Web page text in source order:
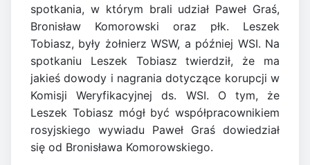
spotkania, w którym brali udział Paweł Graś,
Bronisław Komorowski oraz płk. Leszek
Tobiasz, były żołnierz WSW, a później WSI. Na
spotkaniu Leszek Tobiasz twierdził, że ma
jakieś dowody i nagrania dotyczące korupcji w
Komisji Weryfikacyjnej ds. WSI. O tym, że
Leszek Tobiasz mógł być współpracownikiem
rosyjskiego wywiadu Paweł Graś dowiedział
się od Bronisława Komorowskiego.